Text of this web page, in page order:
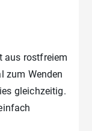
aus rostfreiem
zum Wenden
gleichzeitig.